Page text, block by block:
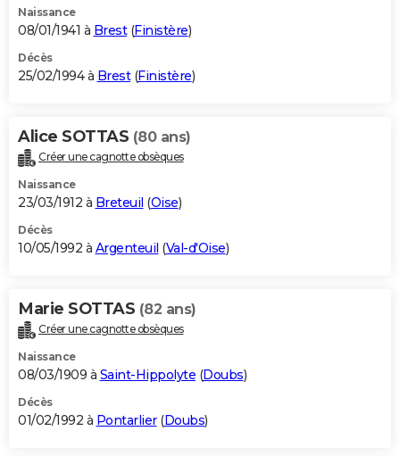
Naissance
08/01/1941 à Brest(Finistère)
Décès
25/02/1994 à Brest(Finistère)
Alice SOTTAS (80 ans)
Créer une cagnotte obsèques
Naissance
23/03/1912 à Breteuil (Oise)
Décès
10/05/1992 à Argenteuil (Val-d'Oise)
Marie SOTTAS (82 ans)
Créer une cagnotte obsèques
Naissance
08/03/1909 à Saint-Hippolyte (Doubs)
Décès
01/02/1992 à Pontarlier(Doubs)